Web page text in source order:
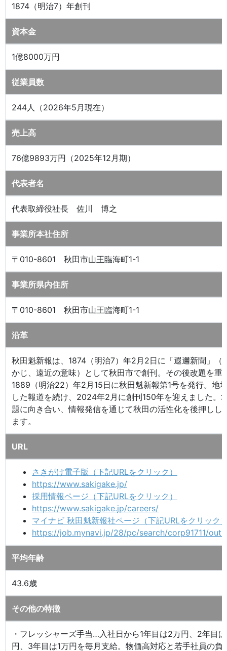
1874（明治7）年創刊
資本金
1億8000万円
従業員数
244人（2026年5月現在）
売上高
76億9893万円（2025年12月期）
代表者名
代表取締役社長 佐川 博之
事業所本社住所
〒010-8601 秋田市山王臨海町1-1
事業所県内住所
〒010-8601 秋田市山王臨海町1-1
沿革
秋田魁新報は、1874（明治7）年2月2日に「遐邇新聞」（
かじ、遠近の意味）として秋田市で創刊。その後改題を重
1889（明治22）年2月15日に秋田魁新報第1号を発行。地
した報道を続け、2024年2月に創刊150年を迎えました。
題に向き合い、情報発信を通じて秋田の活性化を後押しし
ます。
URL
さきがけ電子版（下記URLをクリック）
https://www.sakigake.jp/
採用情報ページ（下記URLをクリック）
https://www.sakigake.jp/careers/
マイナビ 秋田魁新報社ページ（下記URLをクリック
https://job.mynavi.jp/28/pc/search/corp91711/
平均年齢
43.6歳
その他の特徴
・フレッシャーズ手当…入社日から1年目は2万円、2年目
円、3年目は1万円を毎月支給。物価高対応と若手社員の負